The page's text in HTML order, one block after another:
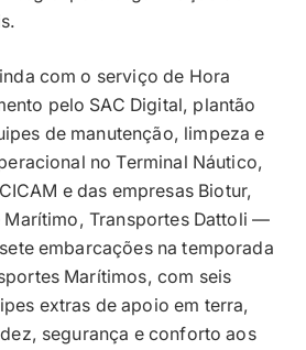
com o serviço de Hora
pelo SAC Digital, plantão
de manutenção, limpeza e
no Terminal Náutico,
e das empresas Biotur,
Marítimo, Transportes Dattoli —
embarcações na temporada
Marítimos, com seis
extras de apoio em terra,
segurança e conforto aos